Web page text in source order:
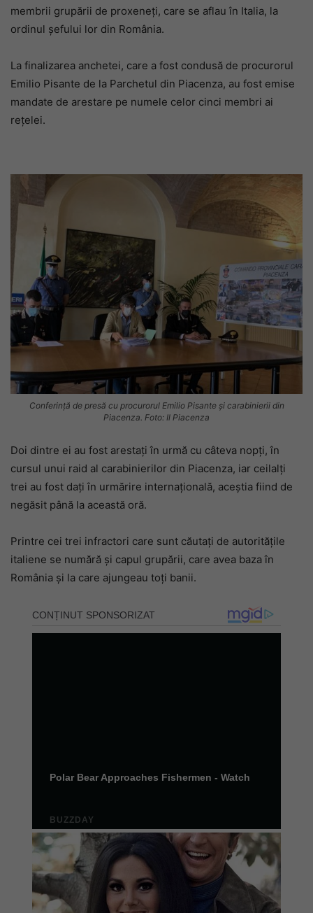
membrii grupării de proxeneți, care se aflau în Italia, la
ordinul șefului lor din România.
La finalizarea anchetei, care a fost condusă de procurorul
Emilio Pisante de la Parchetul din Piacenza, au fost emise
mandate de arestare pe numele celor cinci membri ai
rețelei.
Conferință de presă cu procurorul Emilio Pisante și carabinierii din
Piacenza. Foto: Il Piacenza
Doi dintre ei au fost arestați în urmă cu câteva nopți, în
cursul unui raid al carabinierilor din Piacenza, iar ceilalți
trei au fost dați în urmărire internațională, aceștia fiind de
negăsit până la această oră.
Printre cei trei infractori care sunt căutați de autoritățile
italiene se numără și capul grupării, care avea baza în
România și la care ajungeau toți banii.